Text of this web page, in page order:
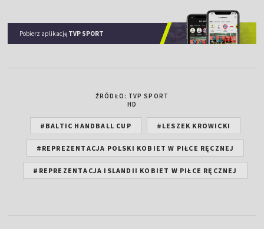
Pobierz aplikację TVP SPORT
ŹRÓDŁO: TVP SPORT
HD
#BALTIC HANDBALL CUP #LESZEK KROWICKI
#REPREZENTACJA POLSKI KOBIET W PIŁCE RĘCZNEJ
#REPREZENTACJA ISLANDII KOBIET W PIŁCE RĘCZNEJ